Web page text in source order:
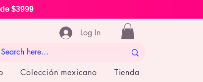
$3999
Log In
Colección mexicano Tienda